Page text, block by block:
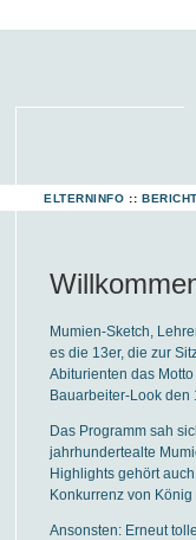
ELTERNINFO ::
Mumien-Sketch,
es die 13er, die zur
Abiturienten das
Bauarbeiter-Look den
Das Programm sah
jahrhundertealte
Highlights gehört
Konkurrenz von
Ansonsten: Erneut